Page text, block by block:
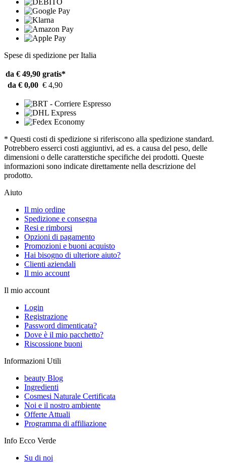
Spese di spedizione per Italia
da € 49,90 gratis*
da € 0,00 € 4,90
* Questi costi di spedizione si riferiscono alla spedizione standard.
Potrebbero esserci costi aggiuntivi, ad es. a causa del peso, delle
dimensioni o delle caratterstiche specifiche dei prodotti. Queste
informazioni sono indicate direttamente nella descrizione del
prodotto.
Aiuto
Il mio ordine
Spedizione e consegna
Resi e rimborsi
Opzioni di pagamento
Promozioni e buoni acquisto
Hai bisogno di ulteriore aiuto?
Clienti aziendali
Il mio account
Il mio account
Login
Registrazione
Password dimenticata?
Dove è il mio pacchetto?
Riscossione buoni
Informazioni Utili
beauty Blog
Ingredienti
Cosmesi Naturale Certificata
Noi e il nostro ambiente
Offerte Attuali
Programma di affiliazione
Info Ecco Verde
Su di noi